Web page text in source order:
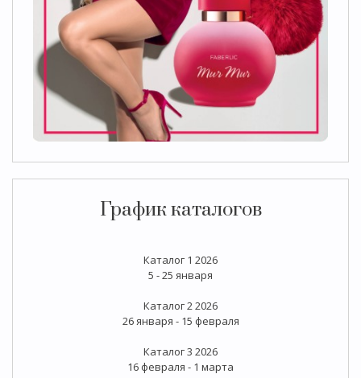
График каталогов
Каталог 1 2026
5 - 25 января
Каталог 2 2026
26 января - 15 февраля
Каталог 3 2026
16 февраля - 1 марта